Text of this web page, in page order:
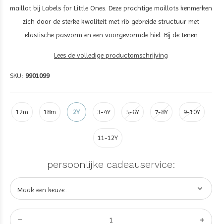
maillot bij Labels for Little Ones. Deze prachtige maillots kenmerken
zich door de sterke kwaliteit met rib gebreide structuur met
elastische pasvorm en een voorgevormde hiel. Bij de tenen
Lees de volledige productomschrijving
SKU: 9901099
12m 18m 2Y 3-4Y 5-6Y 7-8Y 9-10Y
11-12Y
persoonlijke cadeauservice: